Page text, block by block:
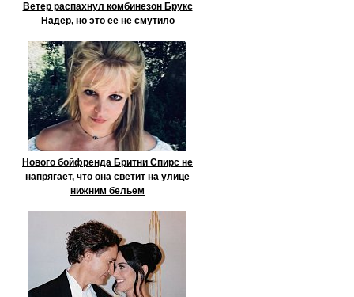
Ветер распахнул комбинезон Брукс
Надер, но это её не смутило
Нового бойфренда Бритни Спирс не
напрягает, что она светит на улице
нижним бельем